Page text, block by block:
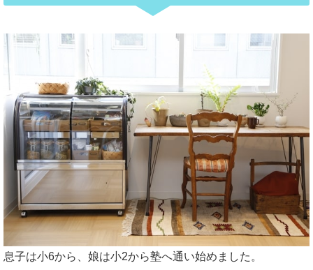
息子は小6から、娘は小2から塾へ通い始めました。